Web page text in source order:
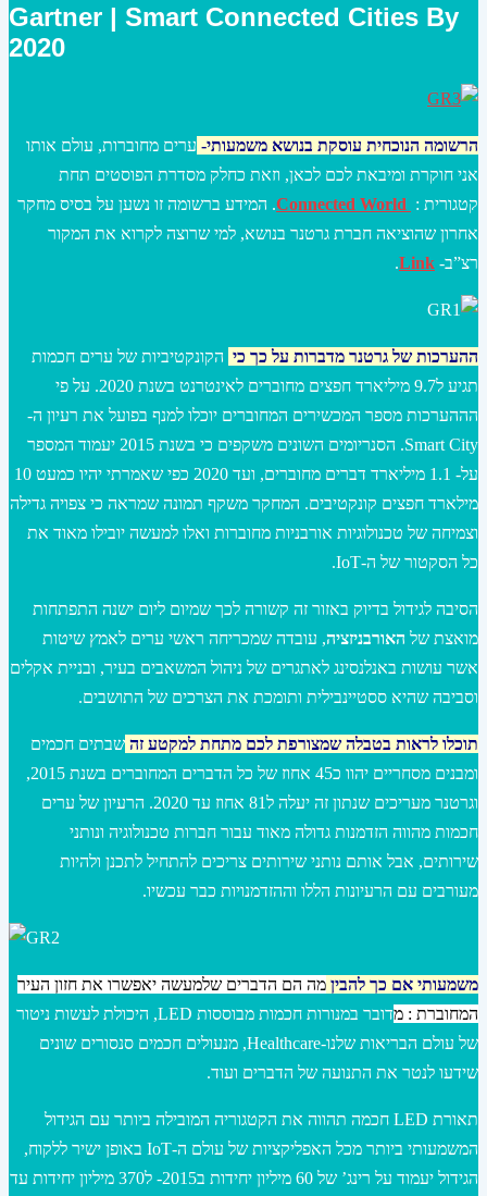
Gartner | Smart Connected Cities By
2020
הרשומה הנוכחית עוסקת בנושא משמעותי- ערים מחוברות, עולם אותו
אני חוקרת ומיבאת לכם לכאן, וזאת כחלק מסדרת הפוסטים תחת
קטגורית :
. המידע ברשומה זו נשען על בסיס מחקר
אחרון שהוציאה חברת גרטנר בנושא, למי שרוצה לקרוא את המקור
רצ”ב- Link
.
ההערכות של גרטנר מדברות על כך כי הקונקטיביות של ערים חכמות
תגיע ל9.7 מיליארד חפצים מחוברים לאינטרנט בשנת 2020. על פי
הההערכות מספר המכשירים המחוברים יוכלו למנף בפועל את רעיון ה-
Smart City. הסנריומים השונים משקפים כי בשנת 2015 יעמוד המספר
על- 1.1 מיליארד דברים מחוברים, ועד 2020 כפי שאמרתי יהיו כמעט 10
מילארד חפצים קונקטיבים. המחקר משקף תמונה שמראה כי צפויה גדילה
וצמיחה של טכנולוגיות אורבניות מחוברות ואלו למעשה יובילו מאוד את
כל הסקטור של ה-IoT.
הסיבה לגידול בדיוק באזור זה קשורה לכך שמיום ליום ישנה התפתחות
מואצת של האורבניזציה, עובדה שמכריחה ראשי ערים לאמץ שיטות
אשר עושות באנלנסינג לאתגרים של ניהול המשאבים בעיר, ובניית אקלים
וסביבה שהיא ססטיינבילית ותומכת את הצרכים של התושבים.
תוכלו לראות בטבלה שמצורפת לכם מתחת למקטע זה שבתים חכמים
ומבנים מסחריים יהוו כ45 אחוז של כל הדברים המחוברים בשנת 2015,
וגרטנר מעריכים שנתון זה יעלה ל81 אחוז עד 2020. הרעיון של ערים
חכמות מהווה הזדמנות גדולה מאוד עבור חברות טכנולוגיה ונותני
שירותים, אבל אותם נותני שירותים צריכים להתחיל לתכנן ולהיות
מעורבים עם הרעיונות הללו וההזדמנויות כבר עכשיו.
משמעותי אם כך להבין מה הם הדברים שלמעשה יאפשרו את חזון העיר
המחוברת : מ
דובר במנורות חכמות מבוססות LED, היכולת לעשות ניטור
של עולם הבריאות שלנו-Healthcare, מנעולים חכמים סנסורים שונים
שידעו לנטר את התנועה של הדברים ועוד.
תאורת LED חכמה תהווה את הקטגוריה המובילה ביותר עם הגידול
המשמעותי ביותר מכל האפליקציות של עולם ה-IoT באופן ישיר ללקוח,
הגידול יעמוד על רינג’ של 60 מיליון יחידות ב2015- ל370 מיליון יחידות עד